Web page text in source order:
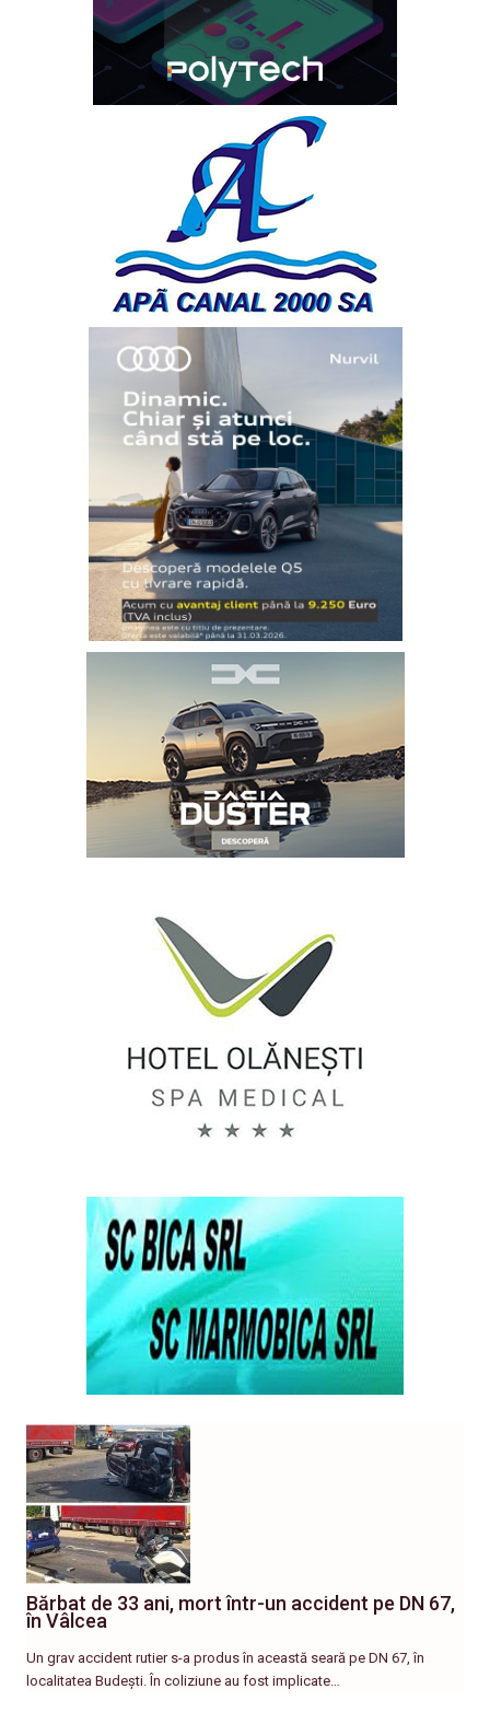
Bărbat de 33 ani, mort într-un accident pe DN 67,
în Vâlcea
Un grav accident rutier s-a produs în această seară pe DN 67, în
localitatea Budești. În coliziune au fost implicate…